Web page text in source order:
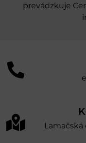
prevádzkuje
Lamačská